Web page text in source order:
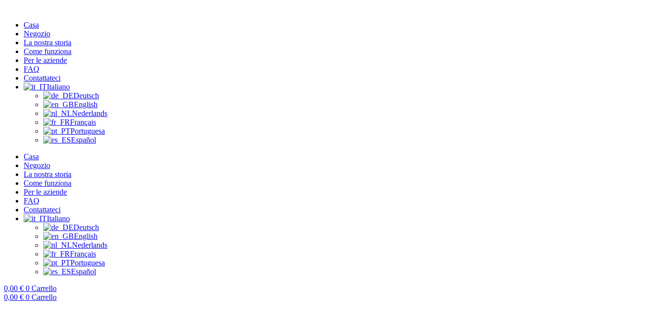
contenuto
Casa
Negozio
La nostra storia
Come funziona
Per le aziende
FAQ
Contattateci
Italiano
Deutsch
English
Nederlands
Français
Portuguesa
Español
Casa
Negozio
La nostra storia
Come funziona
Per le aziende
FAQ
Contattateci
Italiano
Deutsch
English
Nederlands
Français
Portuguesa
Español
0,00 € 0 Carrello
0,00 € 0 Carrello